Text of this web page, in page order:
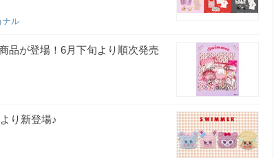
ナル
品が登場！6月下旬より順次発売
り新登場♪